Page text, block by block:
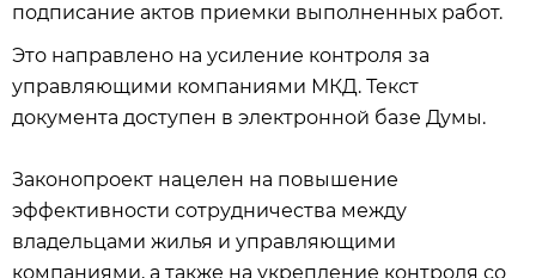
подписание актов приемки выполненных работ.
Это направлено на усиление контроля за
управляющими компаниями МКД. Текст
документа доступен в электронной базе Думы.
Законопроект нацелен на повышение
эффективности сотрудничества между
владельцами жилья и управляющими
компаниями, а также на укрепление контроля со